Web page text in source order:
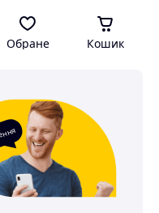
Обране Кошик